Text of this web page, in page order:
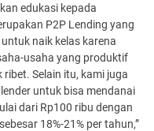
edukasi kepada
P2P Lending yang
naik kelas karena
usaha yang produktif
Selain itu, kami juga
untuk bisa mendanai
dari Rp100 ribu dengan
18%-21% per tahun,”